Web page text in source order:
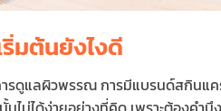
มต้นยังไงดี
ดูแลผิวพรรณ การมีแบรนด์สกินแ